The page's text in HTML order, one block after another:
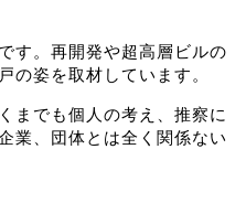
す。再開発や超高層ビルの
の姿を取材しています。
までも個人の考え、推察に
業、団体とは全く関係ない